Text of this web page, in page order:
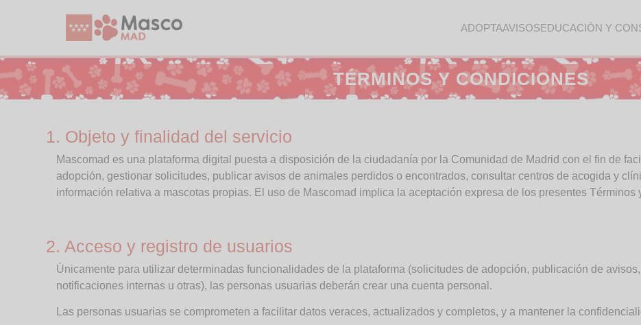
ADOPTAAVISOSEDUCACIÓN Y
TÉRMINOS Y CONDICIONES
1. Objeto y finalidad del servicio
Mascomad es una plataforma digital puesta a disposición de la ciudadanía por la Comunidad de Madrid con el fin de
adopción, gestionar solicitudes, publicar avisos de animales perdidos o encontrados, consultar centros de acogida y
información relativa a mascotas propias. El uso de Mascomad implica la aceptación expresa de los presentes Términos
2. Acceso y registro de usuarios
Únicamente para utilizar determinadas funcionalidades de la plataforma (solicitudes de adopción, publicación de
notificaciones internas u otras), las personas usuarias deberán crear una cuenta personal.
Las personas usuarias se comprometen a facilitar datos veraces, actualizados y completos, y a mantener la